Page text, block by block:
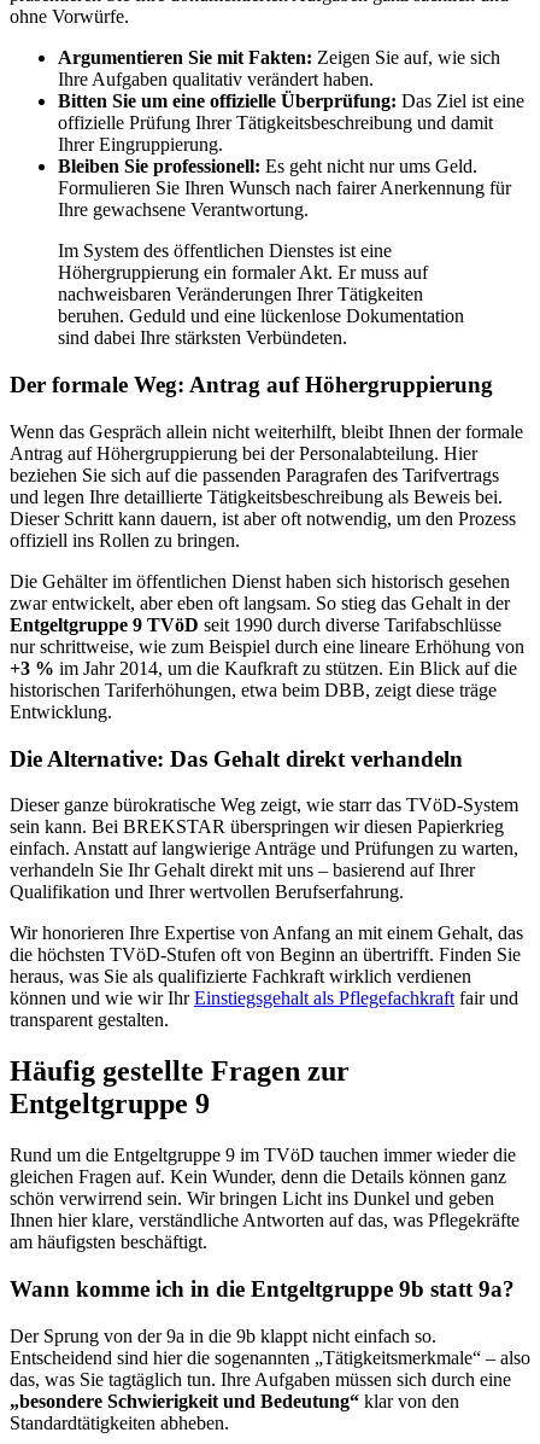
ohne Vorwürfe.
Argumentieren Sie mit Fakten: Zeigen Sie auf, wie sich
Ihre Aufgaben qualitativ verändert haben.
Bitten Sie um eine offizielle Überprüfung: Das Ziel ist eine
offizielle Prüfung Ihrer Tätigkeitsbeschreibung und damit
Ihrer Eingruppierung.
Bleiben Sie professionell: Es geht nicht nur ums Geld.
Formulieren Sie Ihren Wunsch nach fairer Anerkennung für
Ihre gewachsene Verantwortung.
Im System des öffentlichen Dienstes ist eine
Höhergruppierung ein formaler Akt. Er muss auf
nachweisbaren Veränderungen Ihrer Tätigkeiten
beruhen. Geduld und eine lückenlose Dokumentation
sind dabei Ihre stärksten Verbündeten.
Der formale Weg: Antrag auf Höhergruppierung
Wenn das Gespräch allein nicht weiterhilft, bleibt Ihnen der formale
Antrag auf Höhergruppierung bei der Personalabteilung. Hier
beziehen Sie sich auf die passenden Paragrafen des Tarifvertrags
und legen Ihre detaillierte Tätigkeitsbeschreibung als Beweis bei.
Dieser Schritt kann dauern, ist aber oft notwendig, um den Prozess
offiziell ins Rollen zu bringen.
Die Gehälter im öffentlichen Dienst haben sich historisch gesehen
zwar entwickelt, aber eben oft langsam. So stieg das Gehalt in der
Entgeltgruppe 9 TVöD seit 1990 durch diverse Tarifabschlüsse
nur schrittweise, wie zum Beispiel durch eine lineare Erhöhung von
+3 % im Jahr 2014, um die Kaufkraft zu stützen. Ein Blick auf die
historischen Tariferhöhungen, etwa beim DBB, zeigt diese träge
Entwicklung.
Die Alternative: Das Gehalt direkt verhandeln
Dieser ganze bürokratische Weg zeigt, wie starr das TVöD-System
sein kann. Bei BREKSTAR überspringen wir diesen Papierkrieg
einfach. Anstatt auf langwierige Anträge und Prüfungen zu warten,
verhandeln Sie Ihr Gehalt direkt mit uns – basierend auf Ihrer
Qualifikation und Ihrer wertvollen Berufserfahrung.
Wir honorieren Ihre Expertise von Anfang an mit einem Gehalt, das
die höchsten TVöD-Stufen oft von Beginn an übertrifft. Finden Sie
heraus, was Sie als qualifizierte Fachkraft wirklich verdienen
können und wie wir IhrEinstiegsgehalt als Pflegefachkraft fair und
transparent gestalten.
Häufig gestellte Fragen zur
Entgeltgruppe 9
Rund um die Entgeltgruppe 9 im TVöD tauchen immer wieder die
gleichen Fragen auf. Kein Wunder, denn die Details können ganz
schön verwirrend sein. Wir bringen Licht ins Dunkel und geben
Ihnen hier klare, verständliche Antworten auf das, was Pflegekräfte
am häufigsten beschäftigt.
Wann komme ich in die Entgeltgruppe 9b statt 9a?
Der Sprung von der 9a in die 9b klappt nicht einfach so.
Entscheidend sind hier die sogenannten „Tätigkeitsmerkmale“ – also
das, was Sie tagtäglich tun. Ihre Aufgaben müssen sich durch eine
„besondere Schwierigkeit und Bedeutung“ klar von den
Standardtätigkeiten abheben.